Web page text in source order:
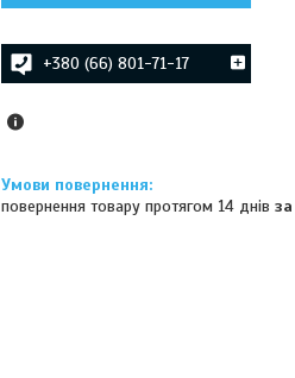
+380 (66) 801-71-17
повернення товару протягом 14 днів